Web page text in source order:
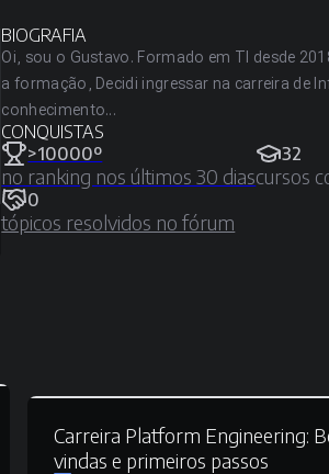
BIOGRAFIA
Oi, sou o Gustavo. Formado em TI desde
a formação, Decidi ingressar na carreira de
conhecimento...
CONQUISTAS
>10000º
no ranking nos últimos 30 dias
32
cursos
0
tópicos resolvidos no fórum
Carreira Platform Engineering:
vindas e primeiros passos